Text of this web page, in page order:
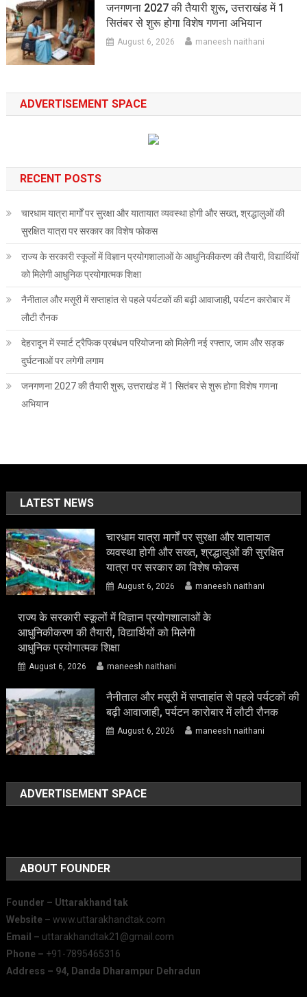
जनगणना 2027 की तैयारी शुरू, उत्तराखंड में 1
सितंबर से शुरू होगा विशेष गणना अभियान
August 6, 2026 maneesh naithani
ADVERTISEMENT SPACE
RECENT POSTS
चारधाम यात्रा मार्गों पर सुरक्षा और यातायात व्यवस्था होगी और सख्त, श्रद्धालुओं की
सुरक्षित यात्रा पर सरकार का विशेष फोकस
राज्य के सरकारी स्कूलों में विज्ञान प्रयोगशालाओं के आधुनिकीकरण की तैयारी, विद्यार्थियों
को मिलेगी आधुनिक प्रयोगात्मक शिक्षा
नैनीताल और मसूरी में सप्ताहांत से पहले पर्यटकों की बढ़ी आवाजाही, पर्यटन कारोबार में
लौटी रौनक
देहरादून में स्मार्ट ट्रैफिक प्रबंधन परियोजना को मिलेगी नई रफ्तार, जाम और सड़क
दुर्घटनाओं पर लगेगी लगाम
जनगणना 2027 की तैयारी शुरू, उत्तराखंड में 1 सितंबर से शुरू होगा विशेष गणना
अभियान
LATEST NEWS
चारधाम यात्रा मार्गों पर सुरक्षा और यातायात
व्यवस्था होगी और सख्त, श्रद्धालुओं की सुरक्षित
यात्रा पर सरकार का विशेष फोकस
August 6, 2026 maneesh naithani
राज्य के सरकारी स्कूलों में विज्ञान प्रयोगशालाओं के
आधुनिकीकरण की तैयारी, विद्यार्थियों को मिलेगी
आधुनिक प्रयोगात्मक शिक्षा
August 6, 2026 maneesh naithani
नैनीताल और मसूरी में सप्ताहांत से पहले पर्यटकों की
बढ़ी आवाजाही, पर्यटन कारोबार में लौटी रौनक
August 6, 2026 maneesh naithani
ADVERTISEMENT SPACE
ABOUT FOUNDER
Founder – Uttarakhand tak
Website – www.uttarakhandtak.com
Email – uttarakhandtak21@gmail.com
Phone – +91-7895465316
Address – 94, Danda Dharampur Dehradun